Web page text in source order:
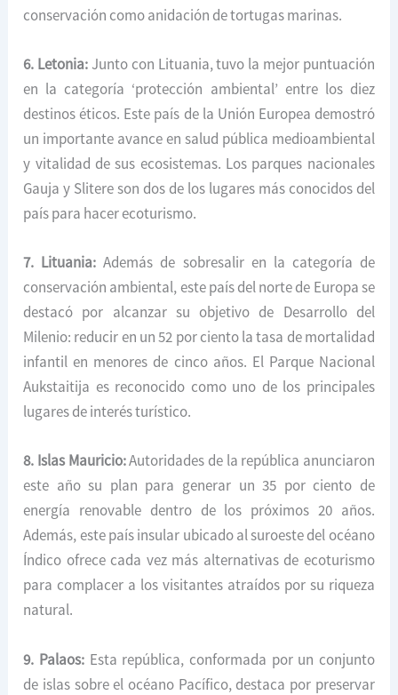
conservación como anidación de tortugas marinas.
6. Letonia:Junto con Lituania, tuvo la mejor puntuación
en la categoría ‘protección ambiental’ entre los diez
destinos éticos. Este país de la Unión Europea demostró
un importante avance en salud pública medioambiental
y vitalidad de sus ecosistemas. Los parques nacionales
Gauja y Slitere son dos de los lugares más conocidos del
país para hacer ecoturismo.
7. Lituania: Además de sobresalir en la categoría de
conservación ambiental, este país del norte de Europa se
destacó por alcanzar su objetivo de Desarrollo del
Milenio: reducir en un 52 por ciento la tasa de mortalidad
infantil en menores de cinco años. El Parque Nacional
Aukstaitija es reconocido como uno de los principales
lugares de interés turístico.
8. Islas Mauricio:Autoridades de la república anunciaron
este año su plan para generar un 35 por ciento de
energía renovable dentro de los próximos 20 años.
Además, este país insular ubicado al suroeste del océano
Índico ofrece cada vez más alternativas de ecoturismo
para complacer a los visitantes atraídos por su riqueza
natural.
9. Palaos:Esta república, conformada por un conjunto
de islas sobre el océano Pacífico, destaca por preservar